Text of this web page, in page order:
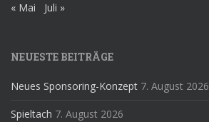
« Mai
Juli »
NEUESTE BEITRÄGE
Neues Sponsoring-Konzept 7. August 2026
Spieltach 7. August 2026